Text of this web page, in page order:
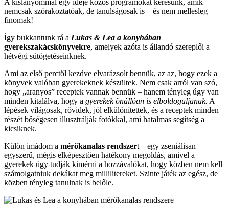
nemcsak szórakoztatóak, de tanulságosak is – és nem mellesleg
finomak!
Így bukkantunk rá a Lukas & Lea a konyhában
gyerekszakácskönyvekre, amelyek azóta is állandó szereplői a
hétvégi sütögetéseinknek.
Ami az első perctől kezdve elvarázsolt bennük, az az, hogy ezek a
könyvek valóban gyerekeknek készültek. Nem csak arról van szó,
hogy „aranyos” receptek vannak bennük – hanem tényleg úgy van
minden kitalálva, hogy a gyerekek önállóan is elboldoguljanak. A
lépések világosak, rövidek, jól elkülönítettek, és a receptek minden
részét bőségesen illusztrálják fotókkal, ami hatalmas segítség a
kicsiknek.
Külön imádom a mérőkanalas rendszert – egy zseniálisan
egyszerű, mégis elképesztően hatékony megoldás, amivel a
gyerekek úgy tudják kimérni a hozzávalókat, hogy közben nem kell
számolgatniuk dekákat meg millilitereket. Szinte játék az egész, de
közben tényleg tanulnak is belőle.